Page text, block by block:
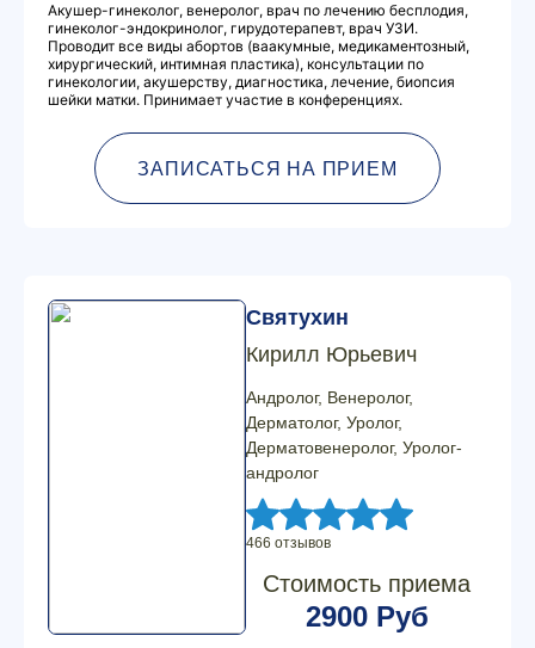
Акушер-гинеколог, венеролог, врач по лечению бесплодия,
гинеколог-эндокринолог, гирудотерапевт, врач УЗИ.
Проводит все виды абортов (ваакумные, медикаментозный,
хирургический, интимная пластика), консультации по
гинекологии, акушерству, диагностика, лечение, биопсия
шейки матки. Принимает участие в конференциях.
ЗАПИСАТЬСЯ НА ПРИЕМ
Святухин
Кирилл Юрьевич
Андролог, Венеролог,
Дерматолог, Уролог,
Дерматовенеролог, Уролог-
андролог
466 отзывов
Стоимость приема
2900 Руб